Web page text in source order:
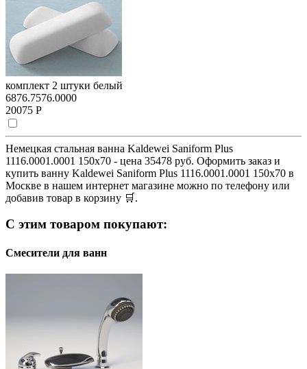
комплект 2 штуки белый
6876.7576.0000
20075 Р
Немецкая стальная ванна Kaldewei Saniform Plus
1116.0001.0001 150x70 - цена 35478 руб. Оформить заказ и
купить ванну Kaldewei Saniform Plus 1116.0001.0001 150x70 в
Москве в нашем интернет магазине можно по телефону или
добавив товар в корзину 🛒.
С этим товаром покупают:
Смесители для ванн